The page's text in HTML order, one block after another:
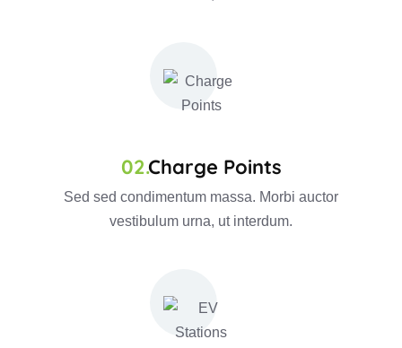
Charge Points
Sed sed condimentum massa. Morbi auctor
vestibulum urna, ut interdum.